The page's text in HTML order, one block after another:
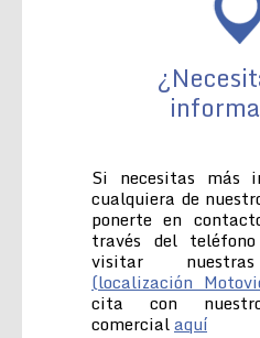
Si necesitas más
cualquiera de
ponerte en
través del teléfono
visitar
(localización
cita con
comercialaquí